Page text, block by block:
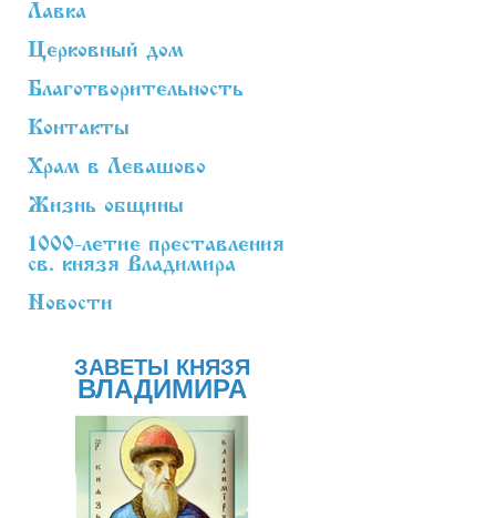
Лавка
Церковный дом
Благотворительность
Контакты
Храм в Левашово
Жизнь общины
1000-летие преставления
св. князя Владимира
Новости
ЗАВЕТЫ КНЯЗЯ
ВЛАДИМИРА